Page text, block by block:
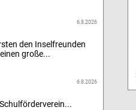
6.8.2026
den Inselfreunden
große...
6.8.2026